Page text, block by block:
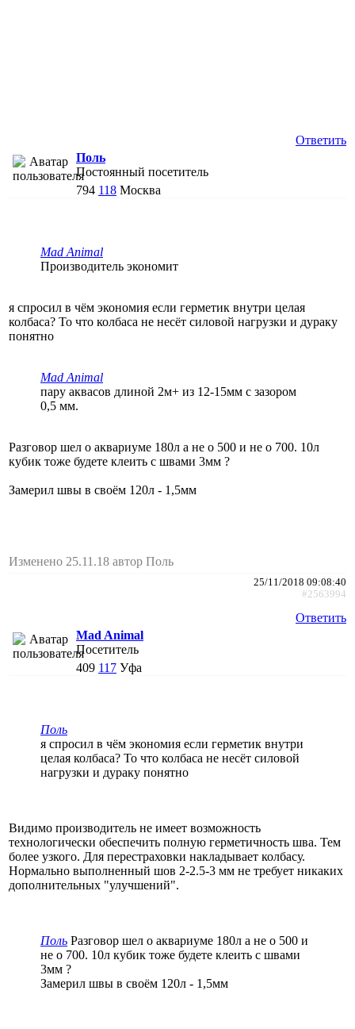
Ответить
Поль
Постоянный посетитель
794 118 Москва
Mad Animal
Производитель экономит
я спросил в чём экономия если герметик внутри целая
колбаса? То что колбаса не несёт силовой нагрузки и дураку
понятно
Mad Animal
пару аквасов длиной 2м+ из 12-15мм с зазором
0,5 мм.
Разговор шел о аквариуме 180л а не о 500 и не о 700. 10л
кубик тоже будете клеить с швами 3мм ?
Замерил швы в своём 120л - 1,5мм
Изменено 25.11.18 автор Поль
25/11/2018 09:08:40
#2563994
Ответить
Mad Animal
Посетитель
409 117 Уфа
Поль
я спросил в чём экономия если герметик внутри
целая колбаса? То что колбаса не несёт силовой
нагрузки и дураку понятно
Видимо производитель не имеет возможность
технологически обеспечить полную герметичность шва. Тем
более узкого. Для перестраховки накладывает колбасу.
Нормально выполненный шов 2-2.5-3 мм не требует никаких
дополнительных "улучшений".
Поль Разговор шел о аквариуме 180л а не о 500 и
не о 700. 10л кубик тоже будете клеить с швами
3мм ?
Замерил швы в своём 120л - 1,5мм